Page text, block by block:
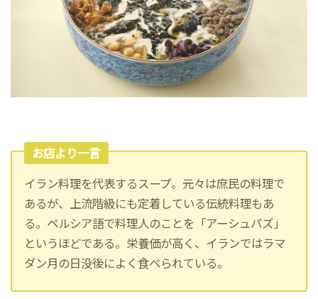
お店より一言
イラン料理を代表するスープ。元々は庶民の料理で
あるが、上流階級にも定着している伝統料理もあ
る。ペルシア語で料理人のことを「アーシュパズ」
というほどである。栄養価が高く、イランではラマ
ダン月の日没後によく食べられている。